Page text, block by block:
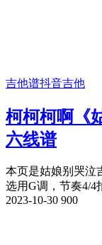
吉他谱抖音吉他
柯柯柯啊《
六线谱
本页是姑娘别哭泣
选用G调，节奏4/4
2023-10-30 900